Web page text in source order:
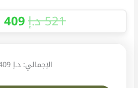
الإجمالي: د.إ 409
521د.إ409